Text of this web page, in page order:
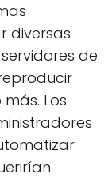
diversas
de
Los